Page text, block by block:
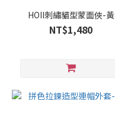
HOII刺繡貓型蒙面俠-黃
NT$1,480